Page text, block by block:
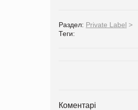
Раздел: Private Label >
Теги:
Коментарі